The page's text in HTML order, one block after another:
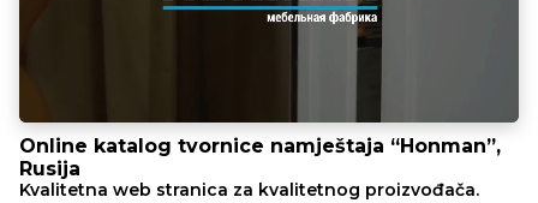
Online katalog tvornice namještaja “Honman”,
Rusija
Kvalitetna web stranica za kvalitetnog proizvođača.